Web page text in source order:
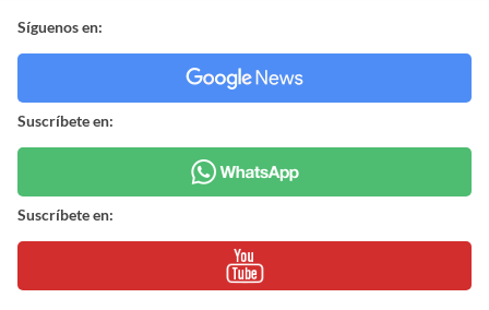
Síguenos en:
Suscríbete en:
Suscríbete en: